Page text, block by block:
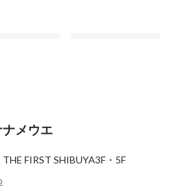
ギナナメウ
が整っているミギナ
Pinned
メウエ
THE FIRST SHIBUYA3F・5F